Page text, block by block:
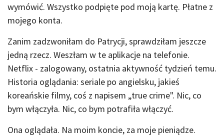
wymówić. Wszystko podpięte pod moją kartę. Płatne z
mojego konta.
Zanim zadzwoniłam do Patrycji, sprawdziłam jeszcze
jedną rzecz. Weszłam w te aplikacje na telefonie.
Netflix - zalogowany, ostatnia aktywność tydzień temu.
Historia oglądania: seriale po angielsku, jakieś
koreańskie filmy, coś z napisem „true crime". Nic, co
bym włączyła. Nic, co bym potrafiła włączyć.
Ona oglądała. Na moim koncie, za moje pieniądze.